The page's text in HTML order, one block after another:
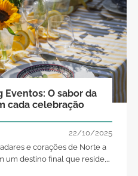
Eventos: O sabor da
cada celebração
22/10/2025
e corações de Norte a
um destino final que reside,